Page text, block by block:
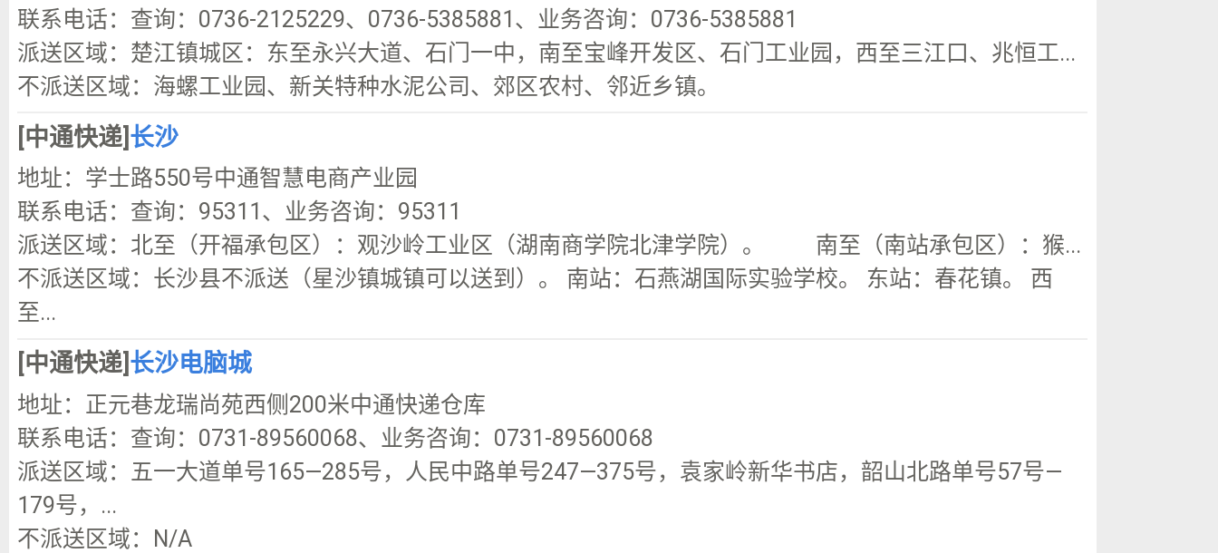
联系电话：查询：0736-2125229、0736-5385881、业务咨询：0736-5385881
派送区域：楚江镇城区：东至永兴大道、石门一中，南至宝峰开发区、石门工业园，西至三江口、兆恒工...
不派送区域：海螺工业园、新关特种水泥公司、郊区农村、邻近乡镇。
[中通快递]长沙
地址：学士路550号中通智慧电商产业园
联系电话：查询：95311、业务咨询：95311
派送区域：北至（开福承包区）：观沙岭工业区（湖南商学院北津学院）。 南至（南站承包区）：猴...
不派送区域：长沙县不派送（星沙镇城镇可以送到）。 南站：石燕湖国际实验学校。 东站：春花镇。 西
至...
[中通快递]长沙电脑城
地址：正元巷龙瑞尚苑西侧200米中通快递仓库
联系电话：查询：0731-89560068、业务咨询：0731-89560068
派送区域：五一大道单号165—285号，人民中路单号247—375号，袁家岭新华书店，韶山北路单号57号—
179号，...
不派送区域：N/A